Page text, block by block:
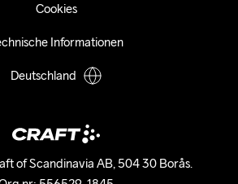
of Scandinavia AB, 504 30 Borås.
Cookies
Informationen
Deutschland